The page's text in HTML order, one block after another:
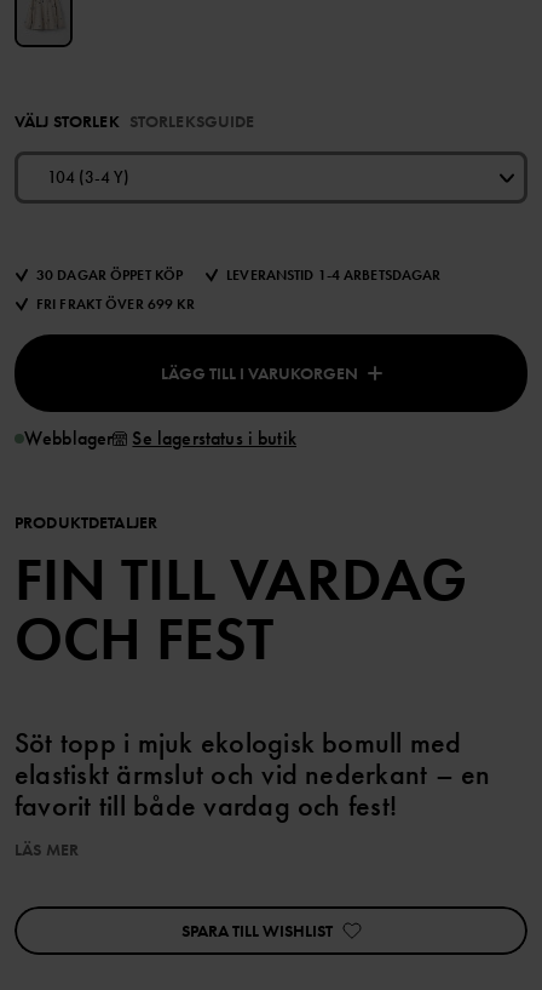
VÄLJ STORLEK STORLEKSGUIDE
104 (3-4 Y)
30 DAGAR ÖPPET KÖP
LEVERANSTID 1-4 ARBETSDAGAR
FRI FRAKT ÖVER 699 KR
LÄGG TILL I VARUKORGEN
Webblager Se lagerstatus i butik
PRODUKTDETALJER
FIN TILL VARDAG
OCH FEST
Söt topp i mjuk ekologisk bomull med
elastiskt ärmslut och vid nederkant – en
favorit till både vardag och fest!
Plagget går att syskonmatcha!
LÄS MER
SPARA TILL WISHLIST